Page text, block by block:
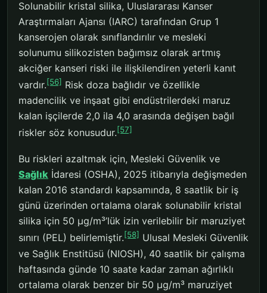
Solunabilir kristal silika, Uluslararası Kanser
Araştırmaları Ajansı (IARC) tarafından Grup 1
kanserojen olarak sınıflandırılır ve mesleki
solunumu silikozisten bağımsız olarak artmış
akciğer kanseri riski ile ilişkilendiren yeterli kanıt
vardır.[56] Risk doza bağlıdır ve özellikle
madencilik ve inşaat gibi endüstrilerdeki maruz
kalan işçilerde 2,0 ila 4,0 arasında değişen bağıl
riskler söz konusudur.[57]
Bu riskleri azaltmak için, Mesleki Güvenlik ve
Sağlık İdaresi (OSHA), 2025 itibarıyla değişmeden
kalan 2016 standardı kapsamında, 8 saatlik bir iş
günü üzerinden ortalama olarak solunabilir kristal
silika için 50 μg/m³’lük izin verilebilir bir maruziyet
sınırı (PEL) belirlemiştir.[58] Ulusal Mesleki Güvenlik
ve Sağlık Enstitüsü (NIOSH), 40 saatlik bir çalışma
haftasında günde 10 saate kadar zaman ağırlıklı
ortalama olarak benzer bir 50 μg/m³ maruziyet